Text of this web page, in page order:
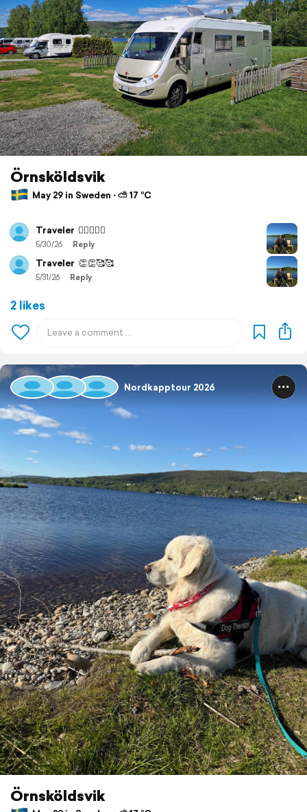
Örnsköldsvik
May 29 in Sweden ⋅ ⛅ 17 °C
Traveler 👍🏻🙋🏼‍♂️
5/30/26 Reply
Traveler 👏👏🥰🥰
5/31/26 Reply
2 likes
Nordkapptour 2026
Örnsköldsvik